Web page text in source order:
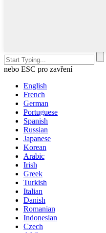
nebo ESC pro zavření
English
French
German
Portuguese
Spanish
Russian
Japanese
Korean
Arabic
Irish
Greek
Turkish
Italian
Danish
Romanian
Indonesian
Czech